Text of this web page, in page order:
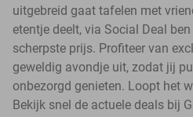
uitgebreid gaat tafelen met
etentje deelt, via Social Deal
scherpste prijs. Profiteer van
geweldig avondje uit, zodat jij
onbezorgd genieten. Loopt het
Bekijk snel de actuele deals bij